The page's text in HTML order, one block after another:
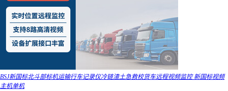
BSJ新国标北斗部标机运输行车记录仪冷链渣土急救校货车远程视频监控 新国标视频
主机单机